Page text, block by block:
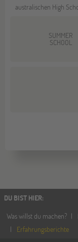
australischen High
SUMMER
SCHOOL
DU BIST HIER:
Was willst du machen?
Erfahrungsberichte